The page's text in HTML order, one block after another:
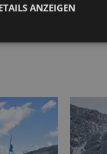
Dezember bis
ANZEIGEN